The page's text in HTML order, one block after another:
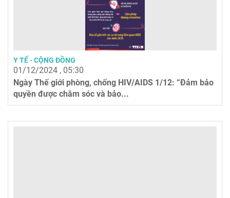
Y TẾ - CỘNG ĐỒNG
01/12/2024 , 05:30
Ngày Thế giới phòng, chống HIV/AIDS 1/12: “Đảm bảo
quyền được chăm sóc và bảo...